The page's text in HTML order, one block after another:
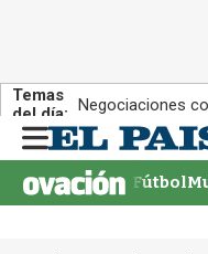
Temas
del día: Negociaciones
n
u
Fútbol